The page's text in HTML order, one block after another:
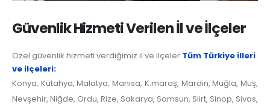
Güvenlik Hizmeti Verilen İl ve İlçeler
Özel güvenlik hizmeti verdiğimiz il ve ilçeler Tüm Türkiye illeri
ve ilçeleri:
Konya, Kütahya, Malatya, Manisa, K.maraş, Mardin, Muğla, Muş,
Nevşehir, Niğde, Ordu, Rize, Sakarya, Samsun, Siirt, Sinop, Sivas,